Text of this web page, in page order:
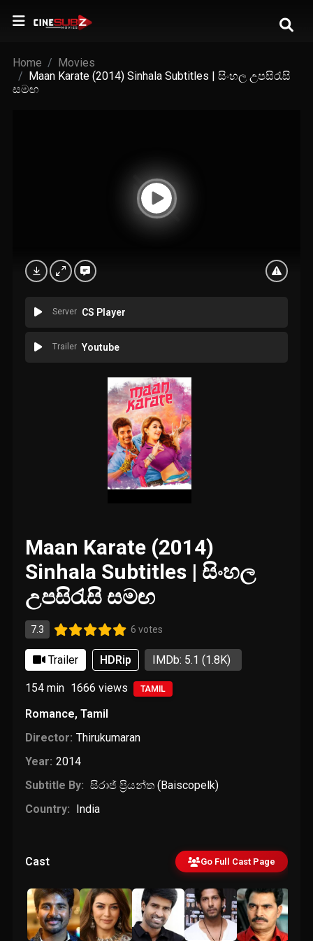
Home
Movies
Maan Karate (2014) Sinhala Subtitles | සිංහල උපසිරැසි
සමඟ
Server CS Player
Trailer Youtube
Maan Karate (2014)
Sinhala Subtitles | සිංහල
උපසිරැසි සමඟ
7.3 6 votes
Trailer HDRip IMDb: 5.1(1.8K)
154 min 1666 views TAMIL
Romance,Tamil
Director: Thirukumaran
Year: 2014
Subtitle By: සිරාජ් ප්‍රියන්ත (Baiscopelk)
Country:
India
Cast Go Full Cast Page